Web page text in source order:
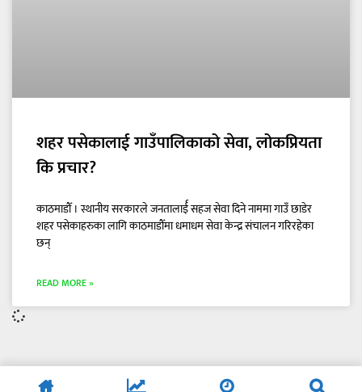
शहर पसेकालाई गाउँपालिकाको सेवा, लोकप्रियता
कि प्रचार?
काठमाडौँ । स्थानीय सरकारले जनतालार्ई सहज सेवा दिने नाममा गाउँ छाडेर
शहर पसेकाहरुका लागि काठमाडौँमा धमाधम सेवा केन्द्र संचालन गरिरहेका
छन्
READ MORE »